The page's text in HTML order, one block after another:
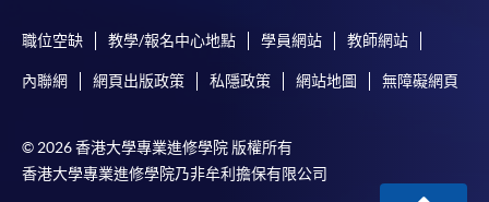
何疑問，請詳閱個別課程資料，或聯絡有關課程負責
人或報名中心。
選用網上報名服務必須在已接駁互聯網及支援
職位空缺 教學/報名中心地點 學員網站 教師網站
內聯網 網頁出版政策 私隱政策 網站地圖 無障礙網頁
© 2026 香港大學專業進修學院 版權所有
香港大學專業進修學院乃非牟利擔保有限公司